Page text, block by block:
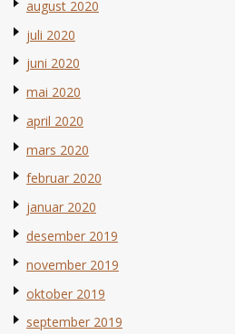
august 2020
juli 2020
juni 2020
mai 2020
april 2020
mars 2020
februar 2020
januar 2020
desember 2019
november 2019
oktober 2019
september 2019